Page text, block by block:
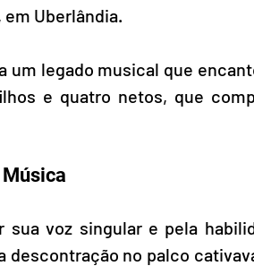
em Uberlândia.
um legado musical que
e quatro netos, que
sua voz singular e pela
descontração no palco